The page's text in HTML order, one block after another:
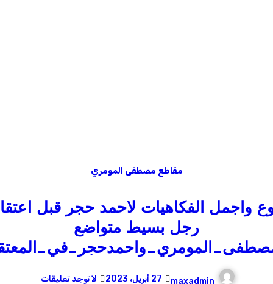
مقاطع مصطفى المومري
واجمل الفكاهيات لاحمد حجر قبل
رجل بسيط متواضع
maxadmin 27 أبريل، 2023 لا توجد تعليقات